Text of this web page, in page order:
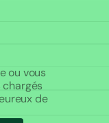
ou vous
chargés
de